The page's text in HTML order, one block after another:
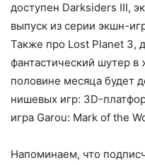
доступен Darksiders III,
выпуск из серии экшн-
Также про Lost Planet 3,
фантастический шутер в
половине месяца будет
нишевых игр: 3D-
игра Garou: Mark of the
Напоминаем, что